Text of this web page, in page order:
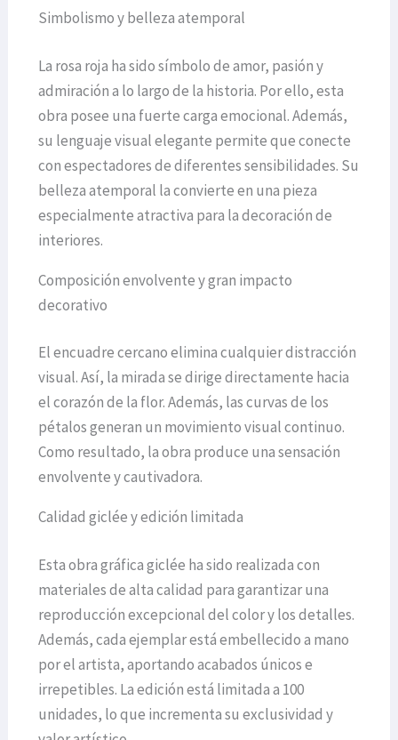
Simbolismo y belleza atemporal
La rosa roja ha sido símbolo de amor, pasión y
admiración a lo largo de la historia. Por ello, esta
obra posee una fuerte carga emocional. Además,
su lenguaje visual elegante permite que conecte
con espectadores de diferentes sensibilidades. Su
belleza atemporal la convierte en una pieza
especialmente atractiva para la decoración de
interiores.
Composición envolvente y gran impacto
decorativo
El encuadre cercano elimina cualquier distracción
visual. Así, la mirada se dirige directamente hacia
el corazón de la flor. Además, las curvas de los
pétalos generan un movimiento visual continuo.
Como resultado, la obra produce una sensación
envolvente y cautivadora.
Calidad giclée y edición limitada
Esta obra gráfica giclée ha sido realizada con
materiales de alta calidad para garantizar una
reproducción excepcional del color y los detalles.
Además, cada ejemplar está embellecido a mano
por el artista, aportando acabados únicos e
irrepetibles. La edición está limitada a 100
unidades, lo que incrementa su exclusividad y